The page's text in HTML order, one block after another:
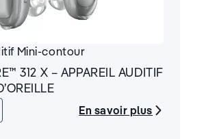
Mini-contour
312 X – APPAREIL AUDITIF
En savoir plus